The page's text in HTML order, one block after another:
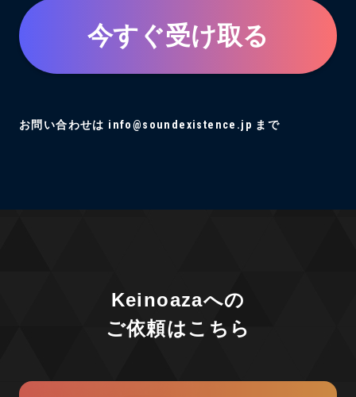
今すぐ受け取る
お問い合わせは info@soundexistence.jp まで
Keinoazaへの
ご依頼はこちら